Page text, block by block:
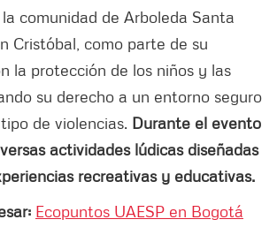
comunidad de Arboleda Santa
Cristóbal, como parte de su
la protección de los niños y las
su derecho a un entorno seguro
de violencias. Durante el evento
actividades lúdicas diseñadas
recreativas y educativas.
Ecopuntos UAESP en Bogotá